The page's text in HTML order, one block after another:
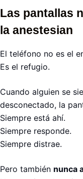
Las pantallas
la anestesian
El teléfono no es el
Es el refugio.
Cuando alguien se
desconectado, la
Siempre está ahí.
Siempre responde.
Siempre distrae.
Pero también nunca